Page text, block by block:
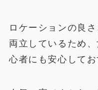
ロケーションの良
両立しているため
心者にも安心してお